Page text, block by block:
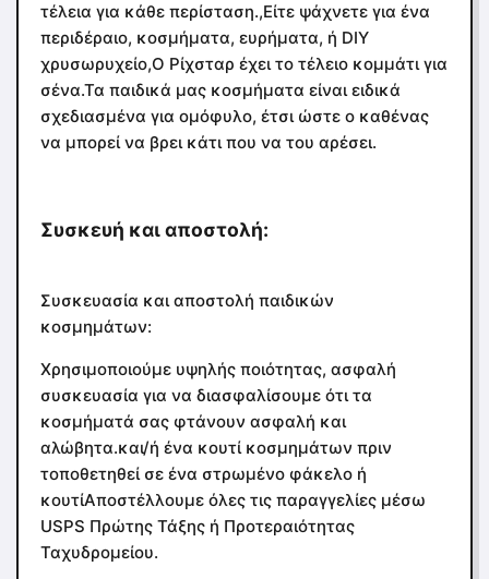
τέλεια για κάθε περίσταση.,Είτε ψάχνετε για ένα
περιδέραιο, κοσμήματα, ευρήματα, ή DIY
χρυσωρυχείο,Ο Ρίχσταρ έχει το τέλειο κομμάτι για
σένα.Τα παιδικά μας κοσμήματα είναι ειδικά
σχεδιασμένα για ομόφυλο, έτσι ώστε ο καθένας
να μπορεί να βρει κάτι που να του αρέσει.
Συσκευή και αποστολή:
Συσκευασία και αποστολή παιδικών
κοσμημάτων:
Χρησιμοποιούμε υψηλής ποιότητας, ασφαλή
συσκευασία για να διασφαλίσουμε ότι τα
κοσμήματά σας φτάνουν ασφαλή και
αλώβητα.και/ή ένα κουτί κοσμημάτων πριν
τοποθετηθεί σε ένα στρωμένο φάκελο ή
κουτίΑποστέλλουμε όλες τις παραγγελίες μέσω
USPS Πρώτης Τάξης ή Προτεραιότητας
Ταχυδρομείου.